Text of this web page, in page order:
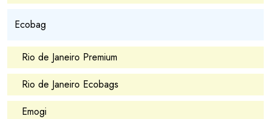
Ecobag
Rio de Janeiro Premium
Rio de Janeiro Ecobags
Emogi